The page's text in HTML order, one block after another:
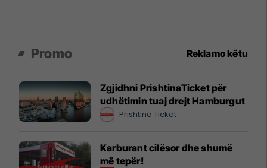
Promo Reklamo këtu
Zgjidhni PrishtinaTicket për
udhëtimin tuaj drejt Hamburgut
Prishtina Ticket
Karburant cilësor dhe shumë
më tepër!